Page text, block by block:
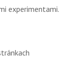
experimentami.